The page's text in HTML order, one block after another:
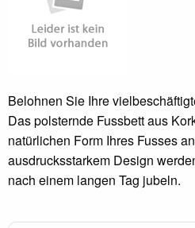
Belohnen Sie Ihre
Das polsternde Fussbett aus
natürlichen Form Ihres Fusses
ausdrucksstarkem Design
nach einem langen Tag jubeln.